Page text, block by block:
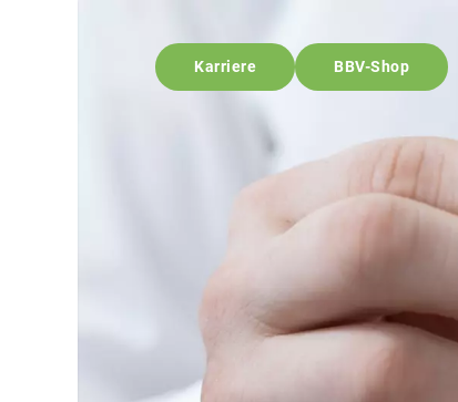
Karriere BBV-Shop